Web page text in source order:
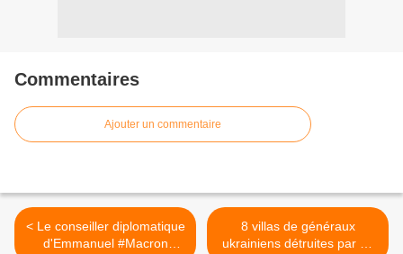
Commentaires
Ajouter un commentaire
< Le conseiller diplomatique
d'Emmanuel #Macron
8 villas de généraux
ukrainiens détruites par un